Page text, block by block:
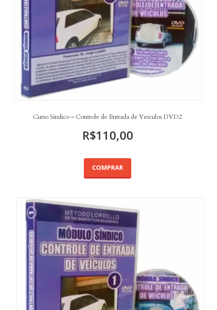
Curso Sindico – Controle de Entrada de Veiculos DVD2
R$110,00
COMPRAR